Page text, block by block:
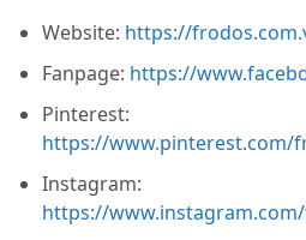
Website: https://
Fanpage: https://
Pinterest:
https://www.pinterest.com/
Instagram:
https://